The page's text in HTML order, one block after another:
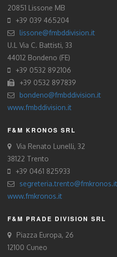
20851 Lissone MB
+39 039 465204
lissone@fmbddivision.it
U.L Via C. Battisti, 33
44012 Bondeno (FE)
+39 0532 892106
+39 0532 897839
bondeno@fmbddivision.it
www.fmbddivision.it
F&M KRONOS SRL
Via Renato Lunelli, 32
38122 Trento
+39 0461 825933
segreteria.trento@fmkronos.it
www.fmkronos.it
F&M PRADE DIVISION SRL
Piazza Europa, 26
12100 Cuneo